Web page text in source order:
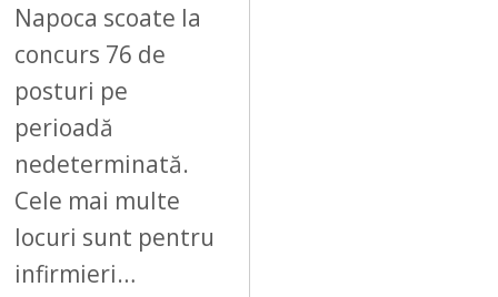
Napoca scoate la
concurs 76 de
posturi pe
perioadă
nedeterminată.
Cele mai multe
locuri sunt pentru
infirmieri…